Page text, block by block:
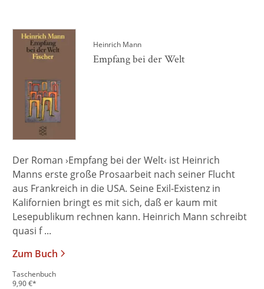
Heinrich Mann
Empfang bei der Welt
Der Roman ›Empfang bei der Welt‹ ist Heinrich
Manns erste große Prosaarbeit nach seiner Flucht
aus Frankreich in die USA. Seine Exil-Existenz in
Kalifornien bringt es mit sich, daß er kaum mit
Lesepublikum rechnen kann. Heinrich Mann schreibt
quasi f ...
Zum Buch
Taschenbuch
9,90€*